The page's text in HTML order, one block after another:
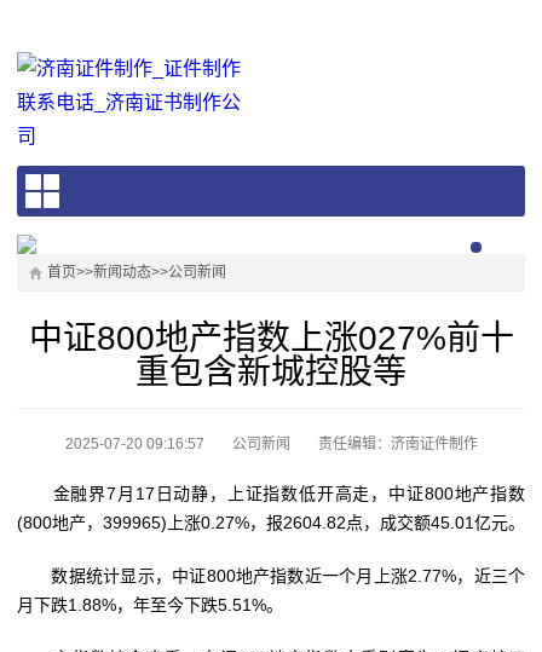
首页>>新闻动态>>公司新闻
中证800地产指数上涨027%前十
重包含新城控股等
2025-07-20 09:16:57 公司新闻 责任编辑：济南证件制作
金融界7月17日动静，上证指数低开高走，中证800地产指数
(800地产，399965)上涨0.27%，报2604.82点，成交额45.01亿元。
数据统计显示，中证800地产指数近一个月上涨2.77%，近三个
月下跌1.88%，年至今下跌5.51%。